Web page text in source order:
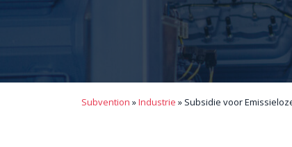
Subvention »Industrie » Subsidie voor